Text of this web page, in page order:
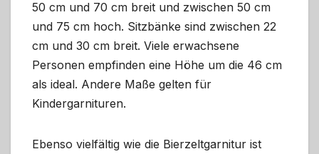
50 cm und 70 cm breit und zwischen 50 cm
und 75 cm hoch. Sitzbänke sind zwischen 22
cm und 30 cm breit. Viele erwachsene
Personen empfinden eine Höhe um die 46 cm
als ideal. Andere Maße gelten für
Kindergarnituren.
Ebenso vielfältig wie die Bierzeltgarnitur ist